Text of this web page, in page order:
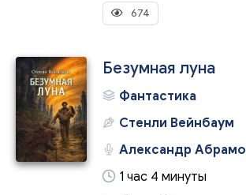
674
Безумная луна
Фантастика
Стенли Вейнбаум
Александр
1 час 4 минуты